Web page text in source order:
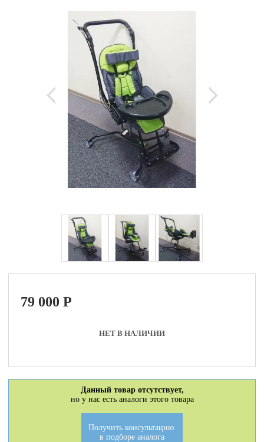
79 000P
НЕТ В НАЛИЧИИ
Данный товар отсутствует,
но у нас есть аналоги этого товара
Получить консультацию
в подборе аналога